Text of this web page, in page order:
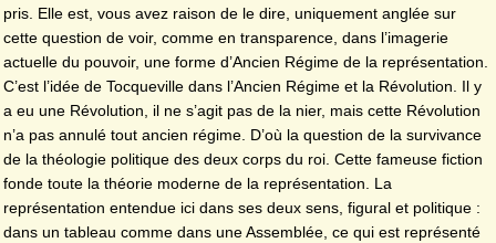
pris. Elle est, vous avez raison de le dire, uniquement anglée sur
cette question de voir, comme en transparence, dans l’imagerie
actuelle du pouvoir, une forme d’Ancien Régime de la représentation.
C’est l’idée de Tocqueville dans l’Ancien Régime et la Révolution. Il y
a eu une Révolution, il ne s’agit pas de la nier, mais cette Révolution
n’a pas annulé tout ancien régime. D’où la question de la survivance
de la théologie politique des deux corps du roi. Cette fameuse fiction
fonde toute la théorie moderne de la représentation. La
représentation entendue ici dans ses deux sens, figural et politique :
dans un tableau comme dans une Assemblée, ce qui est représenté